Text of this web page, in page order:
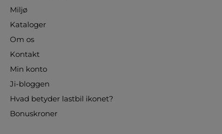
ting er sikkert, dette spil vil revolutionere den
fantastisk tilføjelse til enhver institution, der
ønsker at tilbyde mere end blot det
du på? Tilføj 4 på Stribe med Bordtennisbolde
til din indkøbskurv i dag og oplev en ny
Miljø
Kataloger
Om os
Kontakt
Min konto
Ji-bloggen
Hvad betyder lastbil ikonet?
Bonuskroner